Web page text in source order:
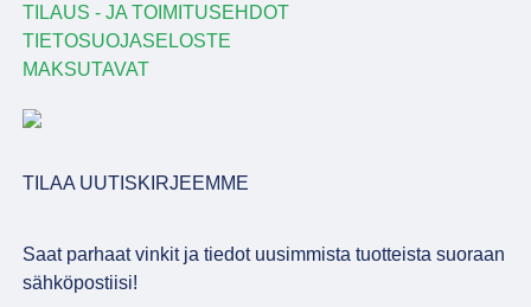
TILAUS - JA TOIMITUSEHDOT
TIETOSUOJASELOSTE
MAKSUTAVAT
TILAA UUTISKIRJEEMME
Saat parhaat vinkit ja tiedot uusimmista tuotteista suoraan
sähköpostiisi!